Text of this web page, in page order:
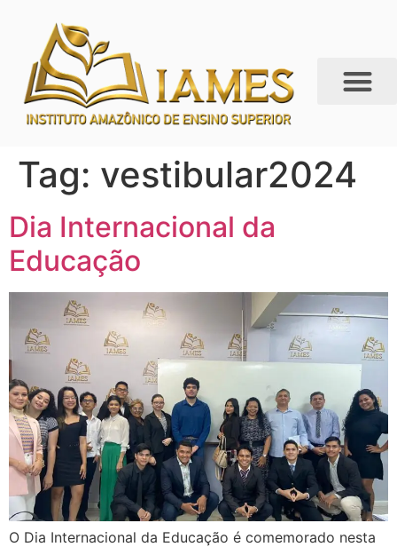
Tag: vestibular2024
Dia Internacional da
Educação
O Dia Internacional da Educação é comemorado nesta